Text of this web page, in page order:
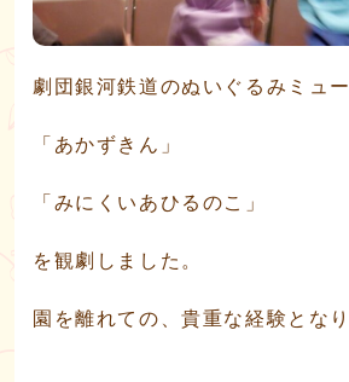
劇団銀河鉄道のぬいぐるみミュ
「あかずきん」
「みにくいあひるのこ」
を観劇しました。
園を離れての、貴重な経験となり